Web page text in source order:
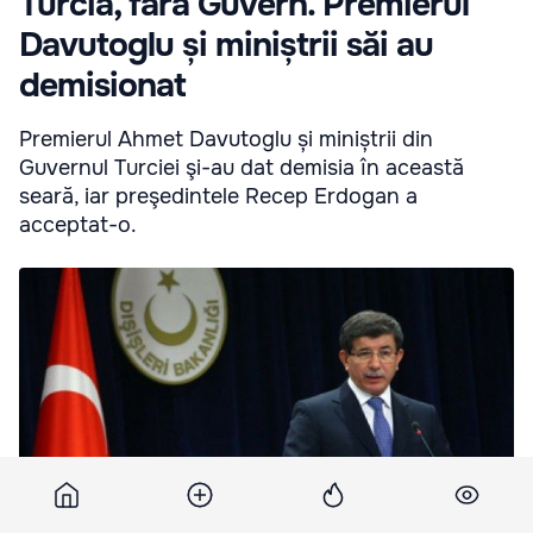
Davutoglu și miniștrii săi au
demisionat
Premierul Ahmet Davutoglu și miniștrii din
Guvernul Turciei şi-au dat demisia în această
seară, iar preşedintele Recep Erdogan a
acceptat-o.